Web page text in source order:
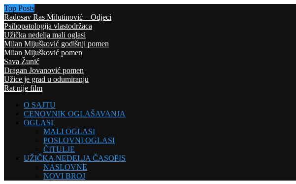
Top Posts
Radosav Ras Milutinović – Odjeci
Psihopatologija vlastodržaca
Užička nedelja mali oglasi
Milan Mijušković godišnji pomen
Milan Mijušković pomen
Sava Žunić
Dragan Jovanović pomen
Užice je grad u odumiranju
Rat nije film
O SAJTU
CENOVNIK OGLAŠAVANJA
OGLASI
MALI OGLASI
POSLOVNI OGLASI
ČITULJE
UŽIČKA NEDELJA ČASOPIS
NASLOVNE
NOVI BROJ